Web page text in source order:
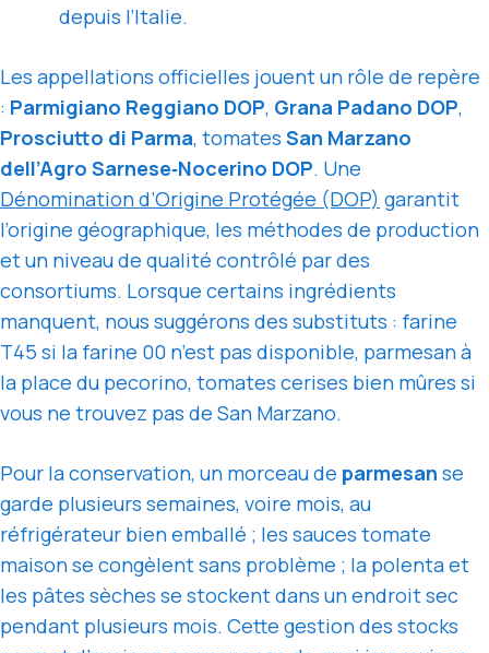
depuis l’Italie.
Les appellations officielles jouent un rôle de repère
: Parmigiano Reggiano DOP, Grana Padano DOP,
Prosciutto di Parma, tomates San Marzano
dell’Agro Sarnese‑Nocerino DOP. Une
Dénomination d’Origine Protégée (DOP) garantit
l’origine géographique, les méthodes de production
et un niveau de qualité contrôlé par des
consortiums. Lorsque certains ingrédients
manquent, nous suggérons des substituts : farine
T45 si la farine 00 n’est pas disponible, parmesan à
la place du pecorino, tomates cerises bien mûres si
vous ne trouvez pas de San Marzano.
Pour la conservation, un morceau de parmesan se
garde plusieurs semaines, voire mois, au
réfrigérateur bien emballé ; les sauces tomate
maison se congèlent sans problème ; la polenta et
les pâtes sèches se stockent dans un endroit sec
pendant plusieurs mois. Cette gestion des stocks